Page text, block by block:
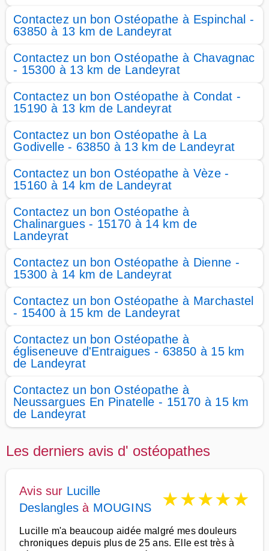
Contactez un bon Ostéopathe à Espinchal -
63850 à 13 km de Landeyrat
Contactez un bon Ostéopathe à Chavagnac
- 15300 à 13 km de Landeyrat
Contactez un bon Ostéopathe à Condat -
15190 à 13 km de Landeyrat
Contactez un bon Ostéopathe à La
Godivelle - 63850 à 13 km de Landeyrat
Contactez un bon Ostéopathe à Vèze -
15160 à 14 km de Landeyrat
Contactez un bon Ostéopathe à
Chalinargues - 15170 à 14 km de
Landeyrat
Contactez un bon Ostéopathe à Dienne -
15300 à 14 km de Landeyrat
Contactez un bon Ostéopathe à Marchastel
- 15400 à 15 km de Landeyrat
Contactez un bon Ostéopathe à
égliseneuve d'Entraigues - 63850 à 15 km
de Landeyrat
Contactez un bon Ostéopathe à
Neussargues En Pinatelle - 15170 à 15 km
de Landeyrat
Les derniers avis d' ostéopathes
Avis sur Lucille
Deslangles à MOUGINS ★★★★★
Lucille m'a beaucoup aidée malgré mes douleurs
chroniques depuis plus de 25 ans. Elle est très à